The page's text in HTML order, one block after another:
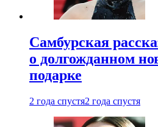
Самбурская
о долгожданном
подарке
2 года спустя2 года спустя